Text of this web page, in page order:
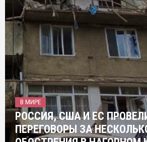
В МИРЕ
РОССИЯ, США И ЕС
ПЕРЕГОВОРЫ ЗА